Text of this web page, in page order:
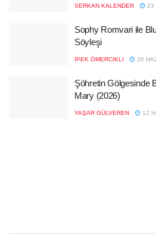
SERKAN KALENDER 23
Sophy Romvari ile
Söyleşi
İPEK ÖMERCIKLI 20
Şöhretin Gölgesinde
Mary (2026)
YAŞAR GÜLVEREN 12